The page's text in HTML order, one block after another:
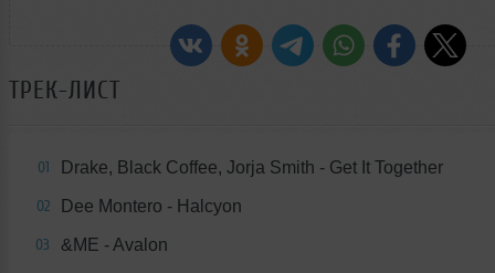
ТРЕК-ЛИСТ
01 Drake, Black Coffee, Jorja Smith - Get It Together
02 Dee Montero - Halcyon
03 &ME - Avalon